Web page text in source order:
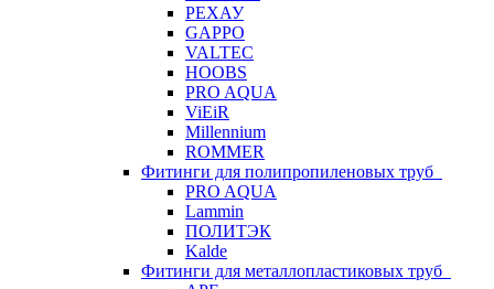
РЕХАУ
GAPPO
VALTEC
HOOBS
PRO AQUA
ViEiR
Millennium
ROMMER
Фитинги для полипропиленовых труб
PRO AQUA
Lammin
ПОЛИТЭК
Kalde
Фитинги для металлопластиковых труб